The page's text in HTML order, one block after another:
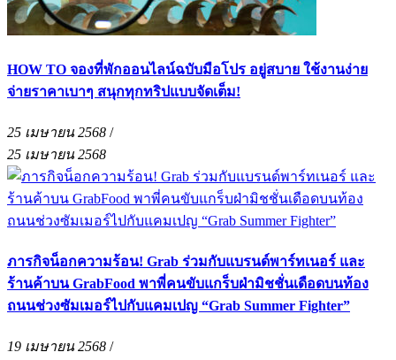
HOW TO จองที่พักออนไลน์ฉบับมือโปร อยู่สบาย ใช้งานง่าย
จ่ายราคาเบาๆ สนุกทุกทริปแบบจัดเต็ม!
25 เมษายน 2568 /
25 เมษายน 2568
ภารกิจน็อกความร้อน! Grab ร่วมกับแบรนด์พาร์ทเนอร์ และ
ร้านค้าบน GrabFood พาพี่คนขับแกร็บฝ่ามิชชั่นเดือดบนท้อง
ถนนช่วงซัมเมอร์ไปกับแคมเปญ “Grab Summer Fighter”
19 เมษายน 2568 /